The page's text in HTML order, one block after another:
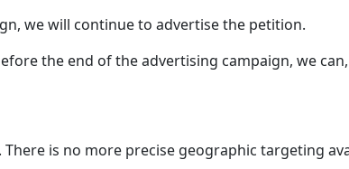
we will continue to advertise the petition.
the end of the advertising campaign, we
is no more precise geographic targeting